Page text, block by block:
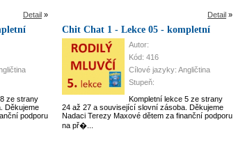
Detail »
ze strany
Děkujeme
podporu
Detail »
Chit Chat 1 - Lekce 05 - kompletní
Autor:
Kód: 416
Cílové jazyky: Angličtina
Stupeň:
Kompletní lekce 5 ze strany
24 až 27 a související slovní zásoba. Děkujeme
Nadaci Terezy Maxové dětem za finanční podporu
na př�...